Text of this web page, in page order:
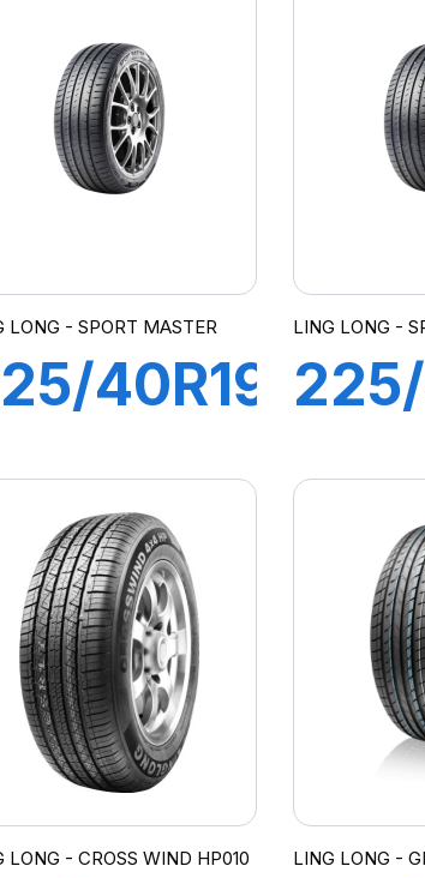
LONG - SPORT MASTER
40R19
LING LONG -
LONG - CROSS WIND HP010 LING LONG -